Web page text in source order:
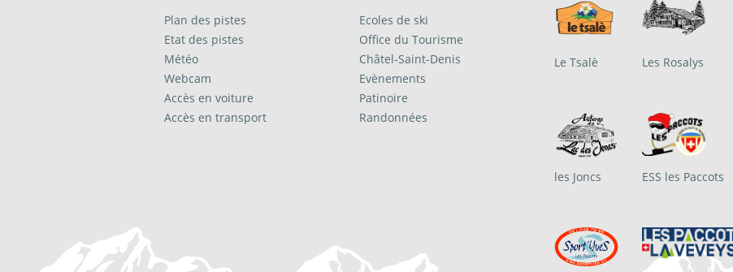
Plan des pistes
Etat des pistes
Météo
Webcam
Accès en voiture
Accès en transport
Ecoles de ski
Office du Tourisme
Châtel-Saint-Denis
Evènements
Patinoire
Randonnées
Le Tsalè Les Rosalys
les Joncs ESS les Paccots